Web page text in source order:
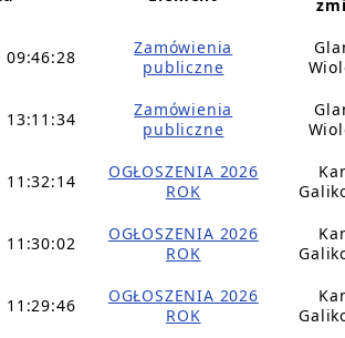
09:46:28
Zamówienia
publiczne
13:11:34
Zamówienia
publiczne
11:32:14
OGŁOSZENIA 2026
ROK
11:30:02
OGŁOSZENIA 2026
ROK
11:29:46
OGŁOSZENIA 2026
ROK